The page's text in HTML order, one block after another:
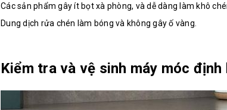
Các sản phẩm gây ít bọt xà phòng, và dễ dàng làm khô
Dung dịch rửa chén làm bóng và không gây ố vàng.
Kiểm tra và vệ sinh máy móc định